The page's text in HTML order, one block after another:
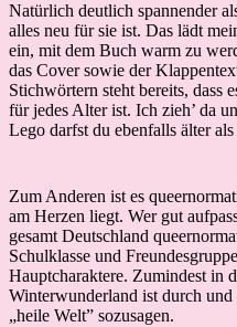
Natürlich deutlich spannender
alles neu für sie ist. Das lädt
ein, mit dem Buch warm zu
das Cover sowie der
Stichwörtern steht bereits, dass
für jedes Alter ist. Ich zieh’ da
Lego darfst du ebenfalls älter
Zum Anderen ist es
am Herzen liegt. Wer gut
gesamt Deutschland
Schulklasse und
Hauptcharaktere. Zumindest in
Winterwunderland ist durch
„heile Welt” sozusagen.